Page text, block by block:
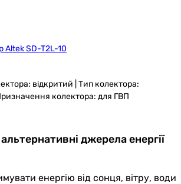
Altek SD-T2L-10
відкритий | Тип колектора:
колектора: для ГВП
джерела енергії
енергію від сонця, вітру, води